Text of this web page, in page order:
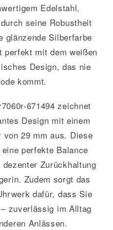
Edelstahl,
seine Robustheit
glänzende Silberfarbe
perfekt mit dem weißen
Design, das nie
kommt.
671494 zeichnet
Design mit einem
von 29 mm aus. Diese
perfekte Balance
Zurückhaltung
Zudem sorgt das
dafür, dass Sie
zuverlässig im Alltag
Anlässen.